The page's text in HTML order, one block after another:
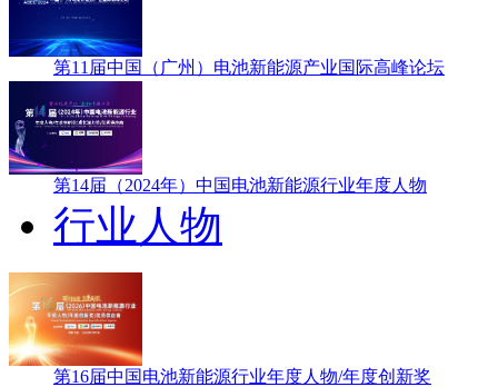
第11届中国（广州）电池新能源产业国际高峰论坛
第14届（2024年）中国电池新能源行业年度人物
行业人物
第16届中国电池新能源行业年度人物/年度创新奖